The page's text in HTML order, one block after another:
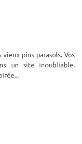
pins parasols. Vos
un site inoubliable,